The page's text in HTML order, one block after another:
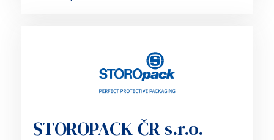
STOROPACK ČR s.r.o.